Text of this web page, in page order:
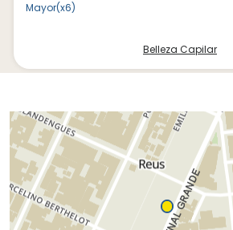
Mayor(x6)
Belleza Capilar